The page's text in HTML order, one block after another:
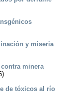
y miseria
minera
de tóxicos al río